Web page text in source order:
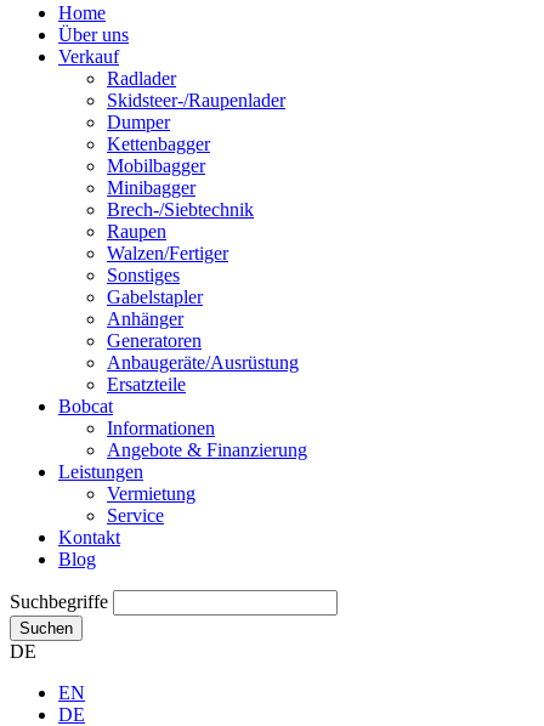
Home
Über uns
Verkauf
Radlader
Skidsteer-/Raupenlader
Dumper
Kettenbagger
Mobilbagger
Minibagger
Brech-/Siebtechnik
Raupen
Walzen/Fertiger
Sonstiges
Gabelstapler
Anhänger
Generatoren
Anbaugeräte/Ausrüstung
Ersatzteile
Bobcat
Informationen
Angebote & Finanzierung
Leistungen
Vermietung
Service
Kontakt
Blog
Suchbegriffe
Suchen
DE
EN
DE